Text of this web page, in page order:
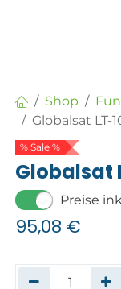
Shop
Globalsat LT-
% Sale %
Globalsat
Preise
95,08 €